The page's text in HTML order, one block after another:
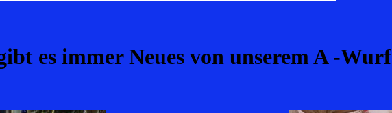
es immer Neues von unserem A -Wurf